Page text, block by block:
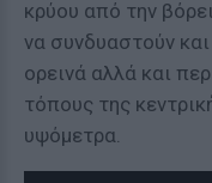
κρύου από την
να συνδυαστούν
ορεινά αλλά και
τόπους της
υψόμετρα.